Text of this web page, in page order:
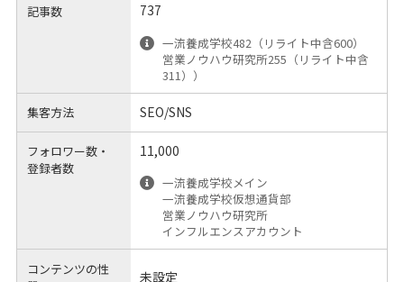
記事数 737
一流養成学校482（リライト中含600）
営業ノウハウ研究所255（リライト中含
311））
集客方法 SEO/SNS
フォロワー数・
登録者数
11,000
一流養成学校メイン
一流養成学校仮想通貨部
営業ノウハウ研究所
インフルエンスアカウント
コンテンツの性
未設定